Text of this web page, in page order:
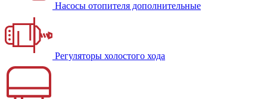
Насосы отопителя дополнительные
Регуляторы холостого хода